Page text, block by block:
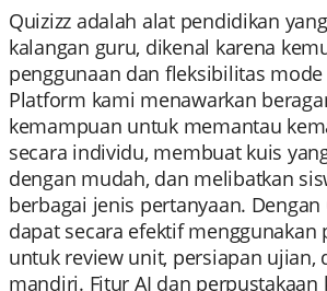
Quizizz adalah alat pendidikan
kalangan guru, dikenal karena
penggunaan dan fleksibilitas
Platform kami menawarkan
kemampuan untuk memantau
secara individu, membuat kuis
dengan mudah, dan melibatkan
berbagai jenis pertanyaan. Dengan
dapat secara efektif menggunakan
untuk review unit, persiapan ujian,
mandiri. Fitur AI dan perpustakaan